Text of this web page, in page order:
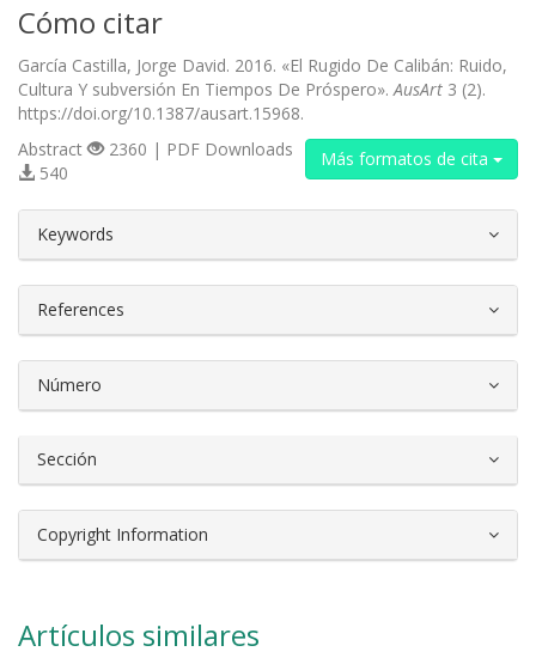
Cómo citar
García Castilla, Jorge David. 2016. «El Rugido De Calibán: Ruido,
Cultura Y subversión En Tiempos De Próspero». AusArt 3 (2).
https://doi.org/10.1387/ausart.15968.
Más formatos de cita
Abstract
2360 | PDF Downloads
540
Keywords
References
Número
Sección
Copyright Information
Artículos similares